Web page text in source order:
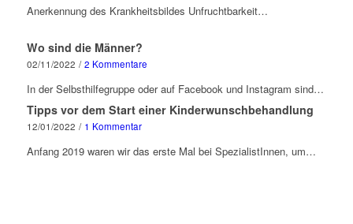
Anerkennung des Krankheitsbildes Unfruchtbarkeit…
Wo sind die Männer?
02/11/2022 / 2 Kommentare
In der Selbsthilfegruppe oder auf Facebook und Instagram sind…
Tipps vor dem Start einer Kinderwunschbehandlung
12/01/2022 / 1 Kommentar
Anfang 2019 waren wir das erste Mal bei SpezialistInnen, um…